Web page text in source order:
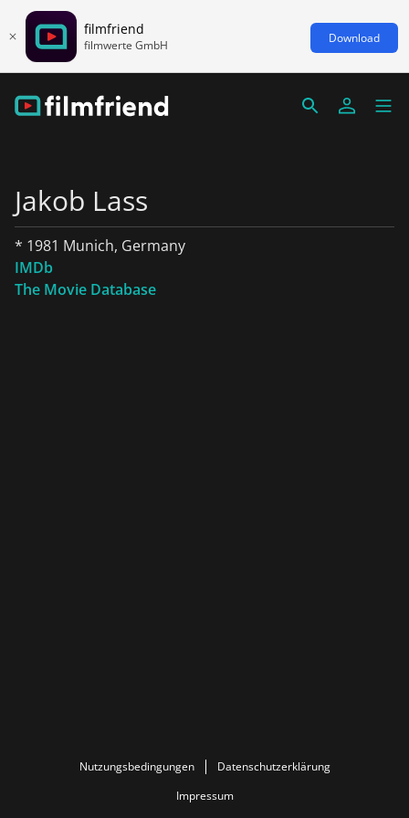
filmfriend
filmwerte GmbH Download
Jakob Lass
* 1981 Munich, Germany
IMDb
The Movie Database
Nutzungsbedingungen
Datenschutzerklärung
Impressum